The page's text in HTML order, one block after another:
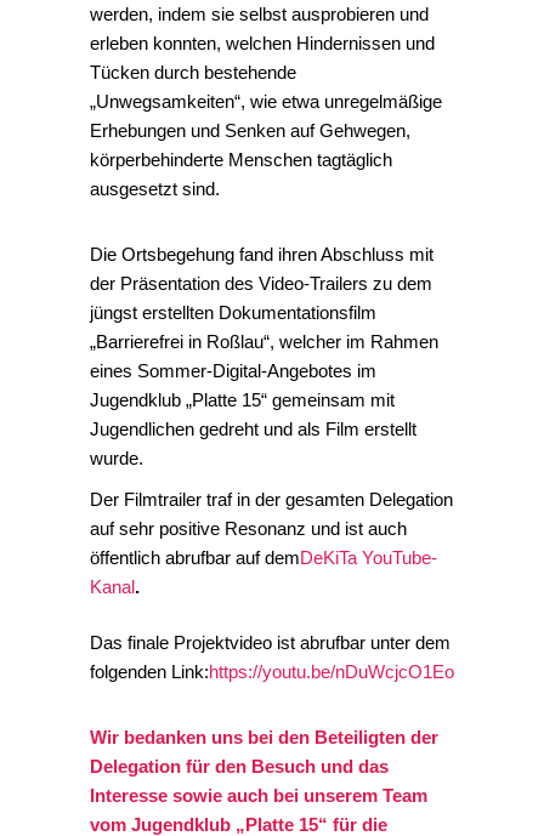
werden, indem sie selbst ausprobieren und
erleben konnten, welchen Hindernissen und
Tücken durch bestehende
„Unwegsamkeiten“, wie etwa unregelmäßige
Erhebungen und Senken auf Gehwegen,
körperbehinderte Menschen tagtäglich
ausgesetzt sind.
Die Ortsbegehung fand ihren Abschluss mit
der Präsentation des Video-Trailers zu dem
jüngst erstellten Dokumentationsfilm
„Barrierefrei in Roßlau“, welcher im Rahmen
eines Sommer-Digital-Angebotes im
Jugendklub „Platte 15“ gemeinsam mit
Jugendlichen gedreht und als Film erstellt
wurde.
Der Filmtrailer traf in der gesamten Delegation
auf sehr positive Resonanz und ist auch
öffentlich abrufbar auf demDeKiTa YouTube-
Kanal.
Das finale Projektvideo ist abrufbar unter dem
folgenden Link:https://youtu.be/nDuWcjcO1Eo
Wir bedanken uns bei den Beteiligten der
Delegation für den Besuch und das
Interesse sowie auch bei unserem Team
vom Jugendklub „Platte 15“ für die